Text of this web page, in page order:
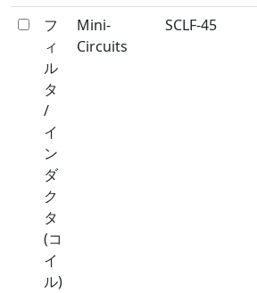
フ
ィ
ル
タ
/
イ
ン
ダ
ク
タ
(コ
イ
ル)
Mini-
Circuits
SCLF-45